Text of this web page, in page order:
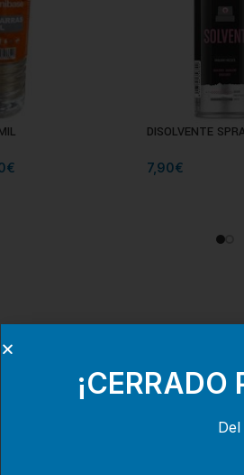
€
DISOLVENTE
7,90€
¡CERRADO